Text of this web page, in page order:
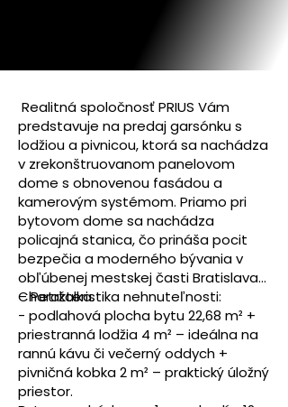
Realitná spoločnosť PRIUS Vám
predstavuje na predaj garsónku s
lodžiou a pivnicou, ktorá sa nachádza
v zrekonštruovanom panelovom
dome s obnovenou fasádou a
kamerovým systémom. Priamo pri
bytovom dome sa nachádza
policajná stanica, čo prináša pocit
bezpečia a moderného bývania v
obľúbenej mestskej časti Bratislava
– Petržalka.
Charakteristika nehnuteľnosti:
- podlahová plocha bytu 22,68 m² +
priestranná lodžia 4 m² – ideálna na
rannú kávu či večerný oddych +
pivničná kobka 2 m² – praktický úložný
priestor.